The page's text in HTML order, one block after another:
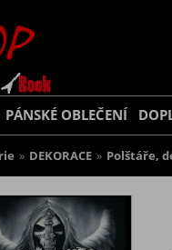
PÁNSKÉ OBLEČENÍ
» DEKORACE » Polštáře,